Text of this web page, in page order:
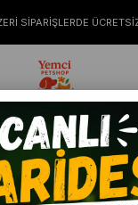
SİPARİŞLERDE
Mamalar Peritas